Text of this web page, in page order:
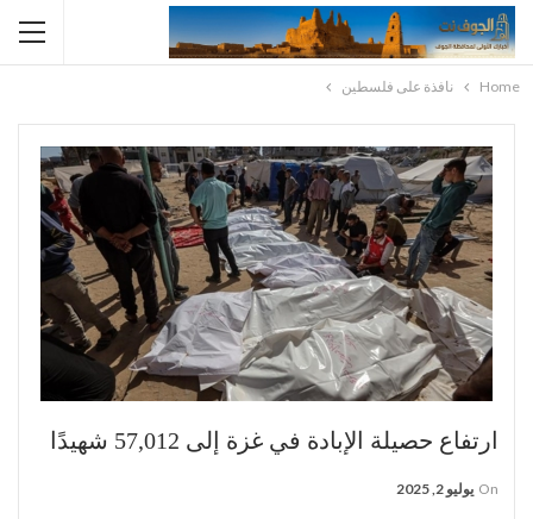
Home نافذة على فلسطين
ارتفاع حصيلة الإبادة في غزة إلى 57,012 شهيدًا
On يوليو 2, 2025